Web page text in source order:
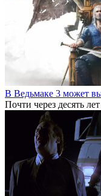
В Ведьмаке 3 может
Почти через десять